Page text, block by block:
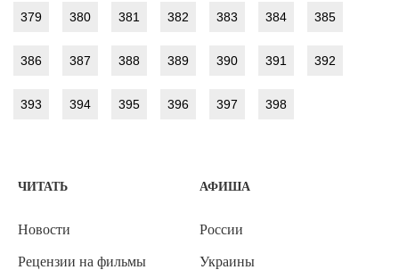
379 380 381 382 383 384 385
386 387 388 389 390 391 392
393 394 395 396 397 398
ЧИТАТЬ
Новости
Рецензии на фильмы
АФИША
России
Украины